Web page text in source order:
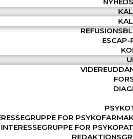
ESCAP-
FOR
INTERESSEGRUPPE FOR